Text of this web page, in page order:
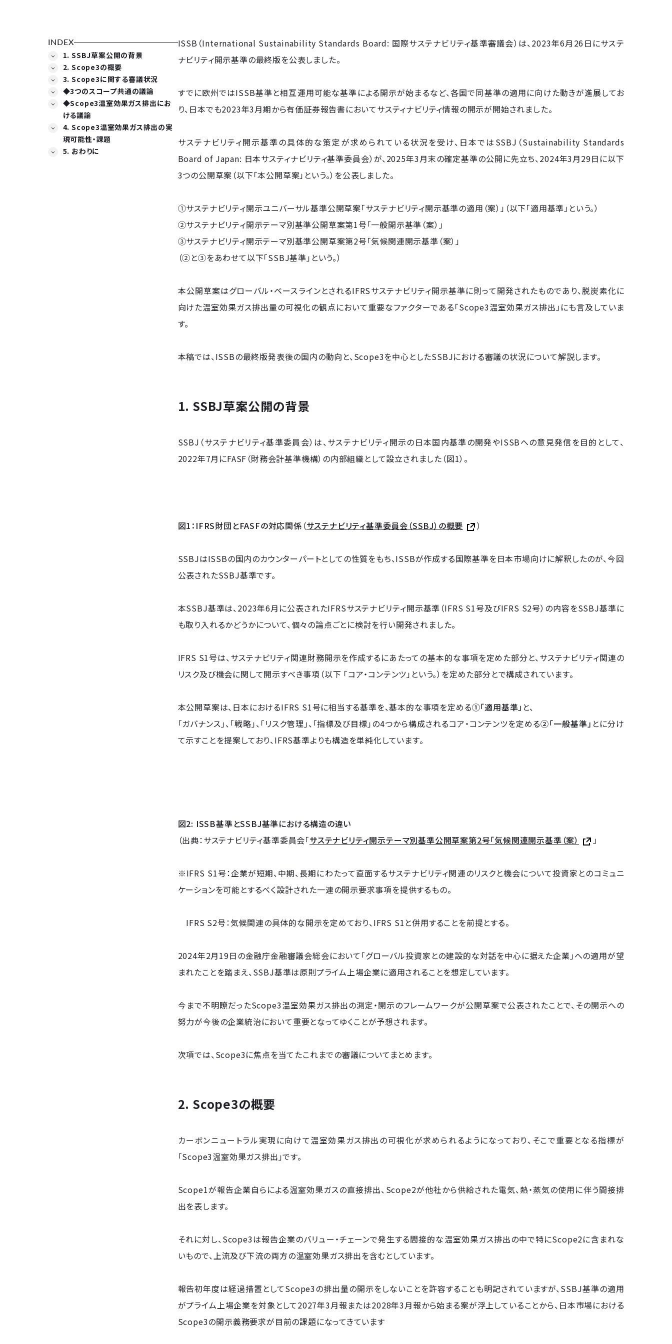
INDEX
1. SSBJ草案公開の背景
2. Scope3の概要
3. Scope3に関する審議状況
◆3つのスコープ共通の議論
◆Scope3温室効果ガス排出にお
ける議論
4. Scope3温室効果ガス排出の実
現可能性・課題
5. おわりに
ISSB（International Sustainability Standards Board: 国際サステナビリティ基準審議会）は、2023年6月26日にサステ
ナビリティ開示基準の最終版を公表しました。
すでに欧州ではISSB基準と相互運用可能な基準による開示が始まるなど、各国で同基準の適用に向けた動きが進展してお
り、日本でも2023年3月期から有価証券報告書においてサスティナビリティ情報の開示が開始されました。
サステナビリティ開示基準の具体的な策定が求められている状況を受け、日本ではSSBJ（Sustainability Standards
Board of Japan: 日本サスティナビリティ基準委員会）が、2025年3月末の確定基準の公開に先立ち、2024年3月29日に以下
3つの公開草案（以下「本公開草案」という。）を公表しました。
①サステナビリティ開示ユニバーサル基準公開草案「サステナビリティ開示基準の適用（案）」（以下「適用基準」という。）
②サステナビリティ開示テーマ別基準公開草案第1号「一般開示基準（案）」
③サステナビリティ開示テーマ別基準公開草案第2号「気候関連開示基準（案）」
（②と③をあわせて以下「SSBJ基準」という。）
本公開草案はグローバル・ベースラインとされるIFRSサステナビリティ開示基準に則って開発されたものであり、脱炭素化に
向けた温室効果ガス排出量の可視化の観点において重要なファクターである「Scope3温室効果ガス排出」にも言及していま
す。
本稿では、ISSBの最終版発表後の国内の動向と、Scope3を中心としたSSBJにおける審議の状況について解説します。
1. SSBJ草案公開の背景
SSBJ（サステナビリティ基準委員会）は、サステナビリティ開示の日本国内基準の開発やISSBへの意見発信を目的として、
2022年7月にFASF（財務会計基準機構）の内部組織として設立されました（図1）。
図1：IFRS財団とFASFの対応関係 （サステナビリティ基準委員会（SSBJ）の概要 ）
SSBJはISSBの国内のカウンターパートとしての性質をもち、ISSBが作成する国際基準を日本市場向けに解釈したのが、今回
公表されたSSBJ基準です。
本SSBJ基準は、2023年6月に公表されたIFRSサステナビリティ開示基準（IFRS S1号及びIFRS S2号）の内容をSSBJ基準に
も取り入れるかどうかについて、個々の論点ごとに検討を行い開発されました。
IFRS S1号は、サステナビリティ関連財務開示を作成するにあたっての基本的な事項を定めた部分と、サステナビリティ関連の
リスク及び機会に関して開示すべき事項（以下 「コア・コンテンツ」という。）を定めた部分とで構成されています。
本公開草案は、日本におけるIFRS S1号に相当する基準を、基本的な事項を定める①「適用基準」 と、
「ガバナンス」、「戦略」、「リスク管理」、「指標及び目標」の4つから構成されるコア・コンテンツを定める②「一般基準」 とに分け
て示すことを提案しており、IFRS基準よりも構造を単純化しています。
図2: ISSB基準とSSBJ基準における構造の違い
（出典：サステナビリティ基準委員会「サステナビリティ開示テーマ別基準公開草案第2号「気候関連開示基準（案） 」
※IFRS S1号：企業が短期、中期、長期にわたって直面するサステナビリティ関連のリスクと機会について投資家とのコミュニ
ケーションを可能とするべく設計された一連の開示要求事項を提供するもの。
IFRS S2号：気候関連の具体的な開示を定めており、IFRS S1と併用することを前提とする。
2024年2月19日の金融庁金融審議会総会において「グローバル投資家との建設的な対話を中心に据えた企業」への適用が望
まれたことを踏まえ、SSBJ基準は原則プライム上場企業に適用されることを想定しています。
今まで不明瞭だったScope3温室効果ガス排出の測定・開示のフレームワークが公開草案で公表されたことで、その開示への
努力が今後の企業統治において重要となってゆくことが予想されます。
次項では、Scope3に焦点を当てたこれまでの審議についてまとめます。
2. Scope3の概要
カーボンニュートラル実現に向けて温室効果ガス排出の可視化が求められるようになっており、そこで重要となる指標が
「Scope3温室効果ガス排出」です。
Scope1が報告企業自らによる温室効果ガスの直接排出、Scope2が他社から供給された電気、熱・蒸気の使用に伴う間接排
出を表します。
それに対し、Scope3は報告企業のバリュー・チェーンで発生する間接的な温室効果ガス排出の中で特にScope2に含まれな
いもので、上流及び下流の両方の温室効果ガス排出を含むとしています。
報告初年度は経過措置としてScope3の排出量の開示をしないことを許容することも明記されていますが、SSBJ基準の適用
がプライム上場企業を対象として2027年3月報または2028年3月報から始まる案が浮上していることから、日本市場における
Scope3の開示義務要求が目前の課題になってきています